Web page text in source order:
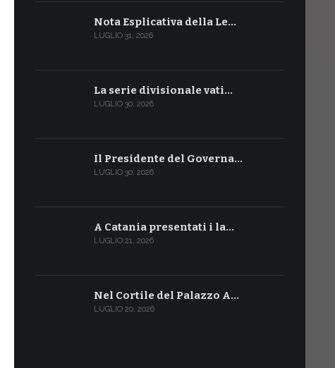
Nota Esplicativa della Le…
LUGLIO 31, 2026
La serie divisionale vati…
LUGLIO 30, 2026
Il Presidente del Governa…
LUGLIO 30, 2026
A Catania presentati i la…
LUGLIO 21, 2026
Nel Cortile del Palazzo A…
LUGLIO 20, 2026